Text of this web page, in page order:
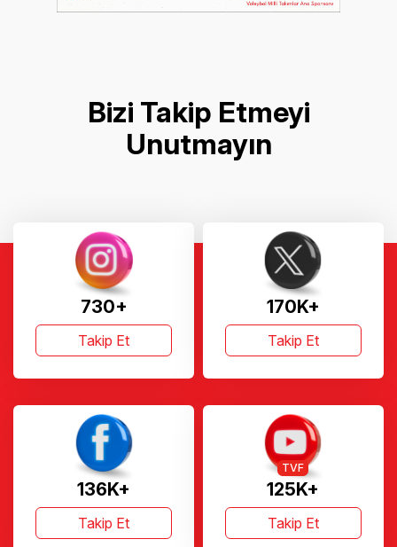
Bizi Takip Etmeyi
Unutmayın
730+
Takip Et
170K+
Takip Et
136K+
Takip Et
125K+
TVF
Takip Et